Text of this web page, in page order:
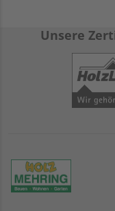
Unsere